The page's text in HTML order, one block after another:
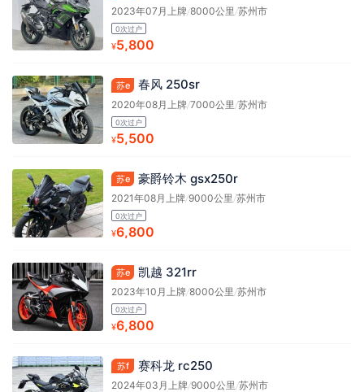
2023年07月上牌/8000公里 /苏州市
0次过户
¥5,800
苏e 春风 250sr
2020年08月上牌/7000公里 /苏州市
0次过户
¥5,500
苏e 豪爵铃木 gsx250r
2021年08月上牌/9000公里 /苏州市
0次过户
¥6,800
苏e 凯越 321rr
2023年10月上牌/8000公里 /苏州市
0次过户
¥6,800
苏f 赛科龙 rc250
2024年03月上牌/9000公里 /苏州市